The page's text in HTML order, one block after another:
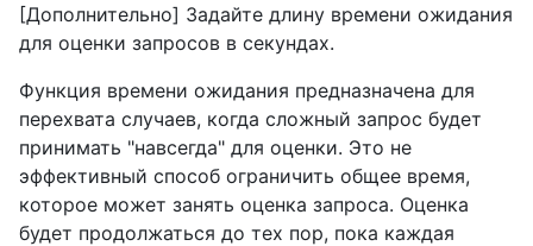
[Дополнительно] Задайте длину времени ожидания
для оценки запросов в секундах.
Функция времени ожидания предназначена для
перехвата случаев, когда сложный запрос будет
принимать "навсегда" для оценки. Это не
эффективный способ ограничить общее время,
которое может занять оценка запроса. Оценка
будет продолжаться до тех пор, пока каждая